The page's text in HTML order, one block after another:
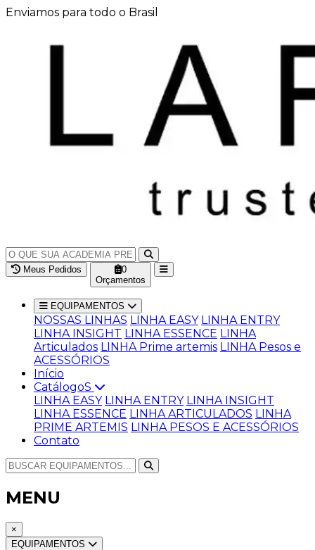
Enviamos para todo o Brasil
Meus Pedidos
0
Orçamentos
EQUIPAMENTOS
NOSSAS LINHAS LINHA EASY LINHA ENTRY
LINHA INSIGHT LINHA ESSENCE LINHA
Articulados LINHA Prime artemis LINHA Pesos e
ACESSÓRIOS
Início
CatálogoS
LINHA EASY LINHA ENTRY LINHA INSIGHT
LINHA ESSENCE LINHA ARTICULADOS LINHA
PRIME ARTEMIS LINHA PESOS E ACESSÓRIOS
Contato
MENU
×
EQUIPAMENTOS